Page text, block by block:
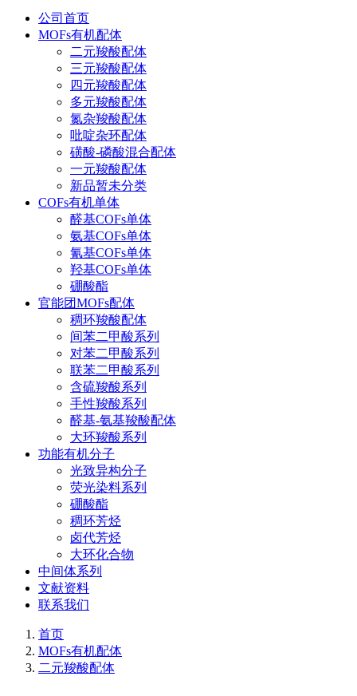
公司首页
MOFs有机配体
二元羧酸配体
三元羧酸配体
四元羧酸配体
多元羧酸配体
氮杂羧酸配体
吡啶杂环配体
磺酸-磷酸混合配体
一元羧酸配体
新品暂未分类
COFs有机单体
醛基COFs单体
氨基COFs单体
氰基COFs单体
羟基COFs单体
硼酸酯
官能团MOFs配体
稠环羧酸配体
间苯二甲酸系列
对苯二甲酸系列
联苯二甲酸系列
含硫羧酸系列
手性羧酸系列
醛基-氨基羧酸配体
大环羧酸系列
功能有机分子
光致异构分子
荧光染料系列
硼酸酯
稠环芳烃
卤代芳烃
大环化合物
中间体系列
文献资料
联系我们
首页
MOFs有机配体
二元羧酸配体